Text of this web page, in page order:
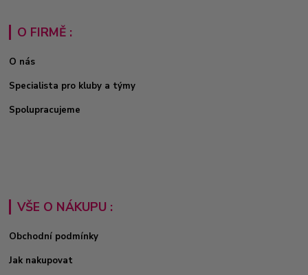
O FIRMĚ :
O nás
Specialista pro kluby a týmy
Spolupracujeme
VŠE O NÁKUPU :
Obchodní podmínky
Jak nakupovat